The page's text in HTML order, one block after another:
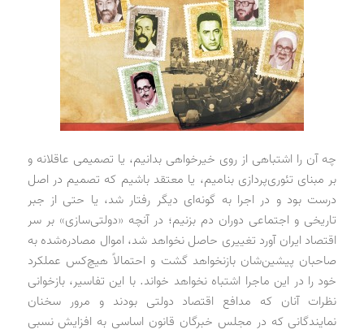
چه آن را اشتباهی از روی خیرخواهی بدانیم، یا تصمیمی عاقلانه و
بر مبنای تئوری‌پردازی بنامیم، یا معتقد باشیم که تصمیم در اصل
درست بود و در اجرا به گونه‌ای دیگر رفتار شد، یا حتی از جبر
تاریخی و اجتماعی دوران دم بزنیم؛ در آنچه «دولتی‌سازی» بر سر
اقتصاد ایران آورد تغییری حاصل نخواهد شد، اموال مصادره‌شده به
صاحبان پیشین‌شان بازنخواهد گشت و احتمالاً هیچ‌کس عملکرد
خود را در این ماجرا اشتباه نخواهد خواند. با این تفاسیر، بازخوانی
نظرات آنان که مدافع اقتصاد دولتی بودند و مرور سخنان
نمایندگانی که در مجلس خبرگان قانون اساسی به افزایش نسبی